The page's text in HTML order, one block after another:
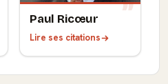
Paul Ricœur
Lire ses citations